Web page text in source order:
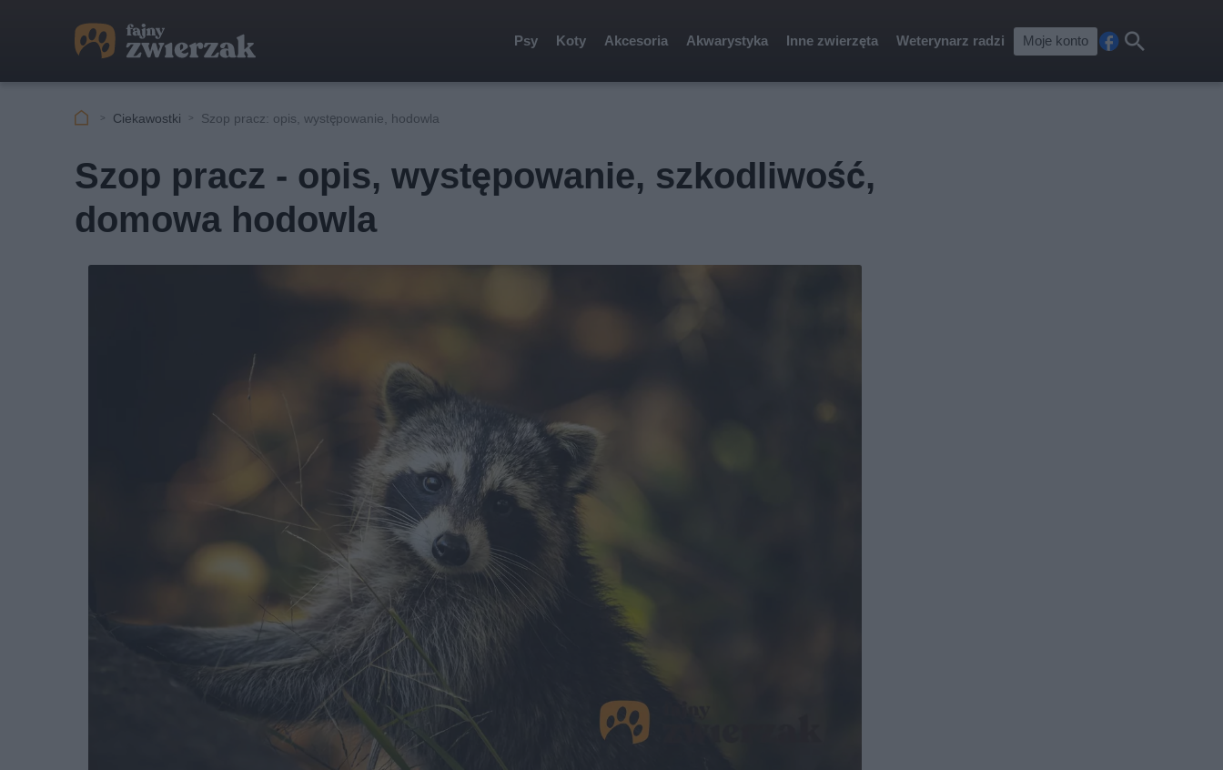
Psy Koty Akcesoria Akwarystyka Inne zwierzęta Weterynarz radzi Moje konto
cebkaj
Ciekawostki Szop pracz: opis, występowanie, hodowla
Szop pracz - opis, występowanie, szkodliwość,
domowa hodowla